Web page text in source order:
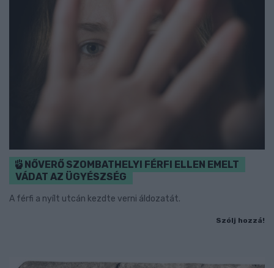
NŐVERŐ SZOMBATHELYI FÉRFI ELLEN EMELT
VÁDAT AZ ÜGYÉSZSÉG
A férfi a nyílt utcán kezdte verni áldozatát.
Szólj hozzá!